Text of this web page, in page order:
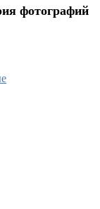
фотографий